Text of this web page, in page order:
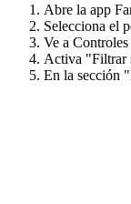
Abre la app
Selecciona el
Ve a
Activa "Filtrar
En la sección